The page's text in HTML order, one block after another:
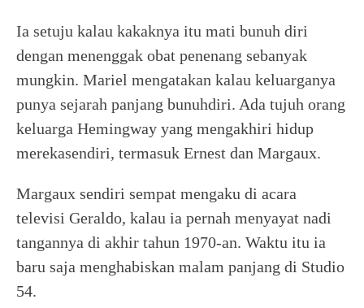
Ia setuju kalau kakaknya itu mati bunuh diri
dengan menenggak obat penenang sebanyak
mungkin. Mariel mengatakan kalau keluarganya
punya sejarah panjang bunuhdiri. Ada tujuh orang
keluarga Hemingway yang mengakhiri hidup
merekasendiri, termasuk Ernest dan Margaux.
Margaux sendiri sempat mengaku di acara
televisi Geraldo, kalau ia pernah menyayat nadi
tangannya di akhir tahun 1970-an. Waktu itu ia
baru saja menghabiskan malam panjang di Studio
54.